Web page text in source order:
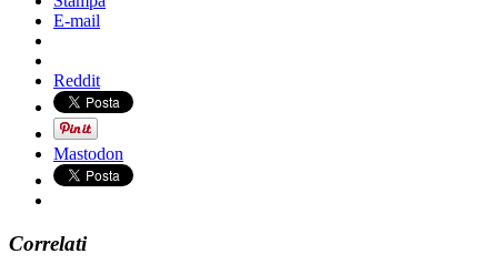
E-mail
Reddit
Mastodon
Correlati